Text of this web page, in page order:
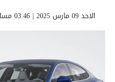
الاحد 09 مارس 2025 | 03:46 مساءً